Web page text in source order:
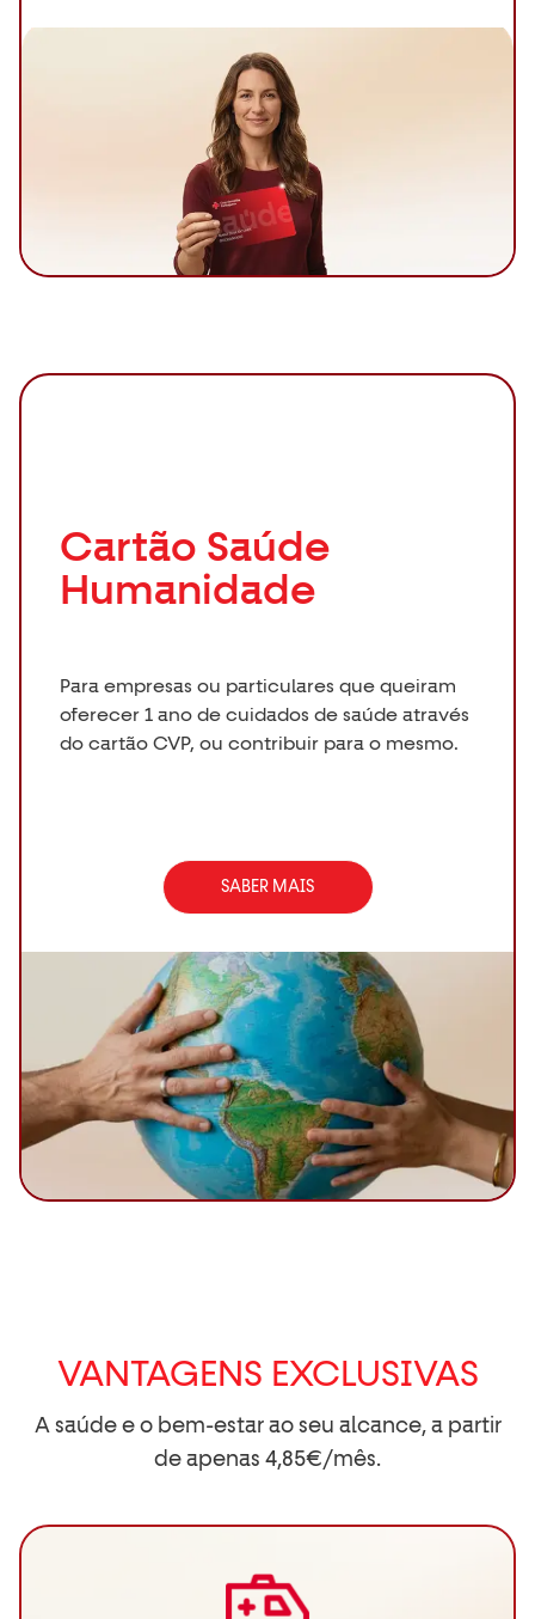
Cartão Saúde
Humanidade
Para empresas ou particulares que queiram
oferecer 1 ano de cuidados de saúde através
do cartão CVP, ou contribuir para o mesmo.
SABER MAIS
VANTAGENS EXCLUSIVAS
A saúde e o bem-estar ao seu alcance, a partir
de apenas 4,85€/mês.